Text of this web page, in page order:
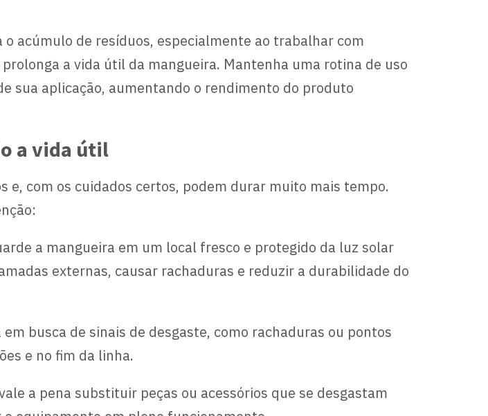
acúmulo de resíduos, especialmente ao trabalhar com
a vida útil da mangueira. Mantenha uma rotina de uso
sua aplicação, aumentando o rendimento do produto
a vida útil
e, com os cuidados certos, podem durar muito mais tempo.
a mangueira em um local fresco e protegido da luz solar
externas, causar rachaduras e reduzir a durabilidade do
busca de sinais de desgaste, como rachaduras ou pontos
e no fim da linha.
a pena substituir peças ou acessórios que se desgastam